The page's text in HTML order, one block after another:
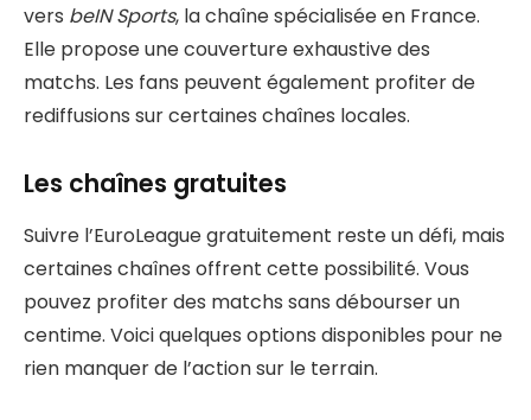
vers beIN Sports, la chaîne spécialisée en France.
Elle propose une couverture exhaustive des
matchs. Les fans peuvent également profiter de
rediffusions sur certaines chaînes locales.
Les chaînes gratuites
Suivre l’EuroLeague gratuitement reste un défi, mais
certaines chaînes offrent cette possibilité. Vous
pouvez profiter des matchs sans débourser un
centime. Voici quelques options disponibles pour ne
rien manquer de l’action sur le terrain.